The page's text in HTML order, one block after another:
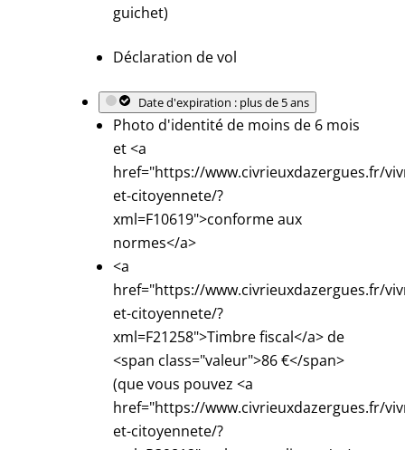
guichet)
Déclaration de vol
Date d'expiration : plus de 5 ans
Photo d'identité de moins de 6 mois
et <a
href="https://www.civrieuxdazergues.fr/
et-citoyennete/?
xml=F10619">conforme aux
normes</a>
<a
href="https://www.civrieuxdazergues.fr/
et-citoyennete/?
xml=F21258">Timbre fiscal</a> de
<span class="valeur">86 €</span>
(que vous pouvez <a
href="https://www.civrieuxdazergues.fr/
et-citoyennete/?